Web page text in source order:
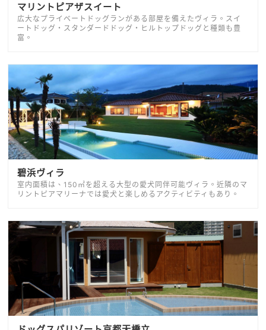
マリントピアザスイート
広大なプライベートドッグランがある部屋を備えたヴィラ。スイ
ートドッグ・スタンダードドッグ・ヒルトップドッグと種類も豊
富。
碧浜ヴィラ
室内面積は、150㎡を超える大型の愛犬同伴可能ヴィラ。近隣のマ
リントピアマリーナでは愛犬と楽しめるアクティビティもあり。